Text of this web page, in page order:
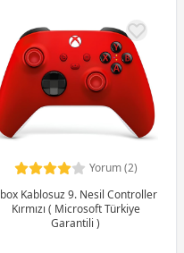
Yorum (2)
Kablosuz 9. Nesil Controller
Kırmızı ( Microsoft Türkiye
Garantili )